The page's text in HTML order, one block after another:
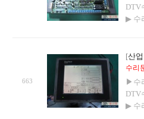
DTV
▶ 수
663
[산
수리
▶수
DTV
▶ 수